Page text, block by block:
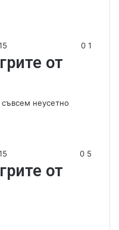
0 1
от
неусетно
0 5
от